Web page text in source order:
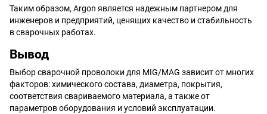
Таким образом, Argon является надежным партнером для
инженеров и предприятий, ценящих качество и стабильность
в сварочных работах.
Вывод
Выбор сварочной проволоки для MIG/MAG зависит от многих
факторов: химического состава, диаметра, покрытия,
соответствия свариваемого материала, а также от
параметров оборудования и условий эксплуатации.